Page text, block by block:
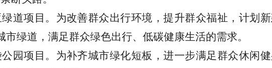
绿道项目。为改善群众出行环境，提升群众福祉，计划
市绿道，满足群众绿色出行、低碳健康生活的需求。
公园项目。为补齐城市绿化短板，进一步满足群众休闲